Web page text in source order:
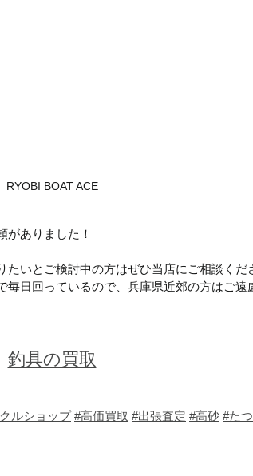
RYOBI BOAT ACE
がありました！
たいとご検討中の方はぜひ当店にご相談く
毎日回っているので、兵庫県近郊の方はご遠
釣具の買取
ルショップ #高価買取 #出張査定 #高砂 #た